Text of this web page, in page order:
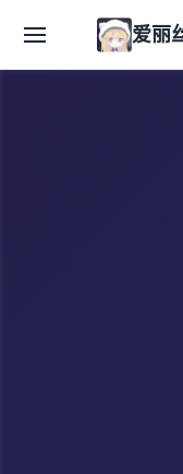
爱丽